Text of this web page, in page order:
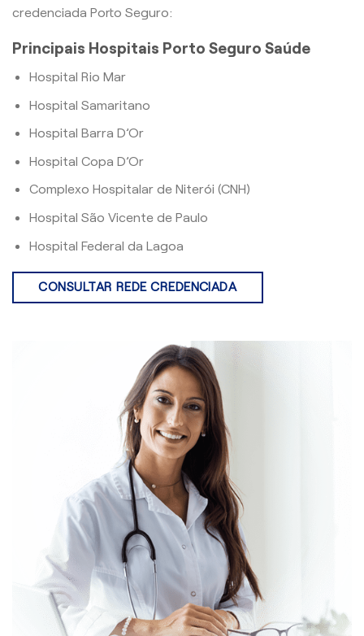
credenciada Porto Seguro:
Principais Hospitais Porto Seguro Saúde
Hospital Rio Mar
Hospital Samaritano
Hospital Barra D’Or
Hospital Copa D’Or
Complexo Hospitalar de Niterói (CNH)
Hospital São Vicente de Paulo
Hospital Federal da Lagoa
CONSULTAR REDE CREDENCIADA